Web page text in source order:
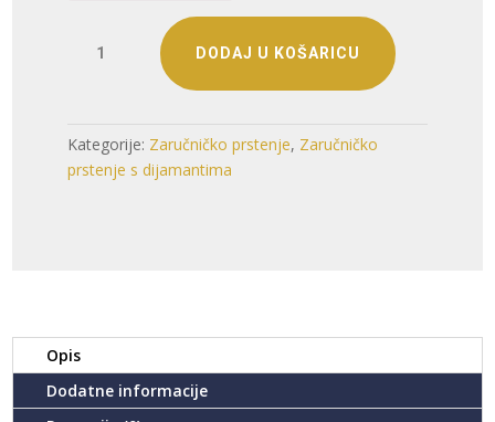
ZARUČNI
DIJAMANTOM
(Z251222-
120844)
DODAJ U KOŠARICU
Kategorije: Zaručničko prstenje, Zaručničko
prstenje s dijamantima
Opis
Dodatne informacije